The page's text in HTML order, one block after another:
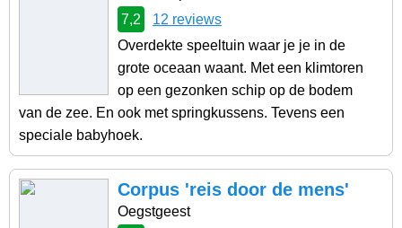
7,2
12 reviews
Overdekte speeltuin waar je je in de
grote oceaan waant. Met een klimtoren
op een gezonken schip op de bodem
van de zee. En ook met springkussens. Tevens een
speciale babyhoek.
Corpus 'reis door de mens'
Oegstgeest